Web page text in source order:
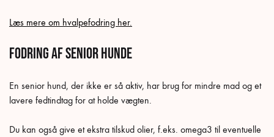
Læs mere om hvalpefodring her.
Fodring af senior hunde
En senior hund, der ikke er så aktiv, har brug for mindre mad og et
lavere fedtindtag for at holde vægten.
Du kan også give et ekstra tilskud olier, f.eks. omega3 til eventuelle